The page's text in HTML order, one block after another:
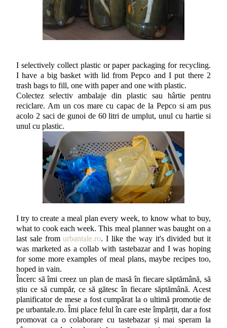
I selectively collect plastic or paper packaging for recycling.
I have a big basket with lid from Pepco and I put there 2
trash bags to fill, one with paper and one with plastic.
Colectez selectiv ambalaje din plastic sau hârtie pentru
reciclare. Am un cos mare cu capac de la Pepco si am pus
acolo 2 saci de gunoi de 60 litri de umplut, unul cu hartie si
unul cu plastic.
I try to create a meal plan every week, to know what to buy,
what to cook each week. This meal planner was baught on a
last sale fromurbantale.ro. I like the way it's divided but it
was marketed as a collab with tastebazar and I was hoping
for some more examples of meal plans, maybe recipes too,
hoped in vain.
Încerc să îmi creez un plan de masă în fiecare săptămână, să
știu ce să cumpăr, ce să gătesc în fiecare săptămână. Acest
planificator de mese a fost cumpărat la o ultimă promotie de
pe urbantale.ro. Îmi place felul în care este împărțit, dar a fost
promovat ca o colaborare cu tastebazar și mai speram la